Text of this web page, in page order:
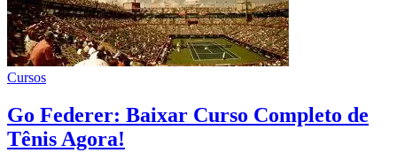
Cursos
Go Federer: Baixar Curso Completo de
Tênis Agora!